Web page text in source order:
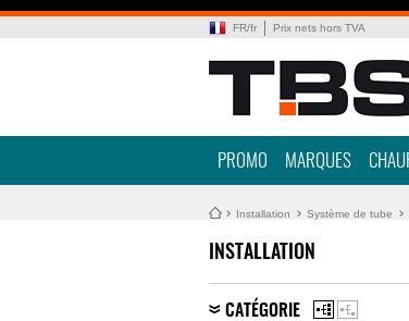
FR/fr Prix nets hors TVA
PROMO MARQUES
Installation Système de tube
INSTALLATION
CATÉGORIE